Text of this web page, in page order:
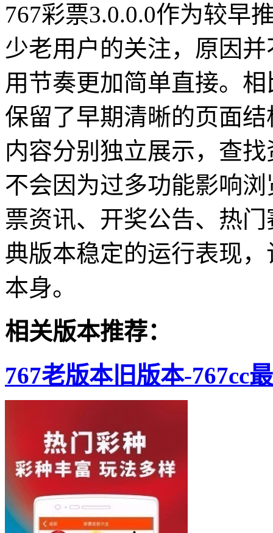
767彩票3.0.0.0作为较早
少老用户的关注，原因
用节奏更加简单直接。
保留了早期清晰的页面
内容分别独立展示，查
不会因为过多功能影响
票资讯、开奖公告、热
典版本稳定的运行表现
本身。
相关版本推荐：
767老版本旧版本-767cc